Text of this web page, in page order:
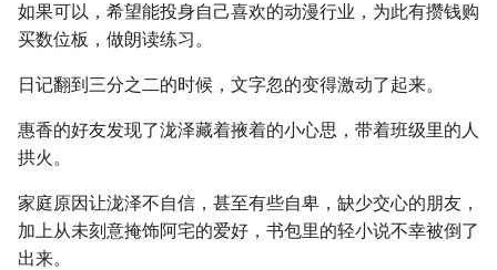
如果可以，希望能投身自己喜欢的动漫行业，为此有攒钱购
买数位板，做朗读练习。
日记翻到三分之二的时候，文字忽的变得激动了起来。
惠香的好友发现了泷泽藏着掖着的小心思，带着班级里的人
拱火。
家庭原因让泷泽不自信，甚至有些自卑，缺少交心的朋友，
加上从未刻意掩饰阿宅的爱好，书包里的轻小说不幸被倒了
出来。